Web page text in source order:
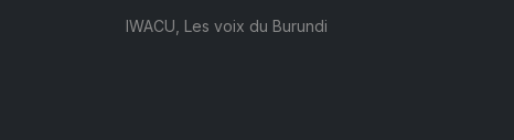
IWACU, Les voix du Burundi